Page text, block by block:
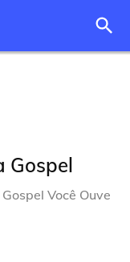
Gospel
Você Ouve